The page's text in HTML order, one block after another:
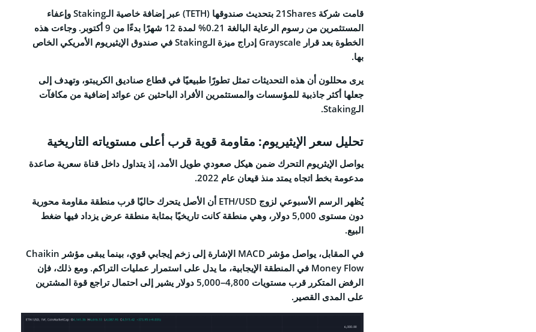
قامت شركة 21Shares بتحديث صندوقها (TETH) عبر إضافة خاصية الـStaking وإعفاء
المستثمرين من رسوم الرعاية البالغة 0.21% لمدة 12 شهرًا بدءًا من 9 أكتوبر. وجاءت هذه
الخطوة بعد قرار Grayscale إدراج ميزة الـStaking في صندوق الإيثيريوم الأمريكي الخاص
بها.
يرى محللون أن هذه التحديثات تمثل تطورًا طبيعيًا في قطاع صناديق الكريبتو، وتهدف إلى
جعلها أكثر جاذبية للمؤسسات والمستثمرين الأفراد الباحثين عن عوائد إضافية من مكافآت
الـStaking.
تحليل سعر الإيثيريوم: مقاومة قوية قرب أعلى مستوياته التاريخية
يواصل الإيثريوم التحرك ضمن هيكل صعودي طويل الأمد، إذ يتداول داخل قناة سعرية صاعدة
مدعومة بخط اتجاه يمتد منذ قيعان عام 2022.
يُظهر الرسم الأسبوعي لزوج ETH/USD أن الأصل يتحرك حاليًا قرب منطقة مقاومة محورية
دون مستوى 5,000 دولار، وهي منطقة كانت تاريخيًا بمثابة منطقة عرض يزداد فيها ضغط
البيع.
في المقابل، يواصل مؤشر MACD الإشارة إلى زخم إيجابي قوي، بينما يبقى مؤشر Chaikin
Money Flow في المنطقة الإيجابية، ما يدل على استمرار عمليات التراكم. ومع ذلك، فإن
الرفض المتكرر قرب مستويات 4,800–5,000 دولار يشير إلى احتمال تراجع قوة المشترين
على المدى القصير.